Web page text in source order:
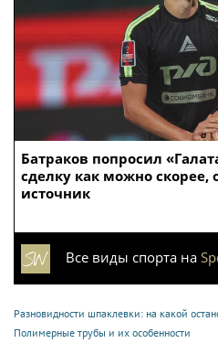
Батраков попросил
сделку как можно скорее,
источник
Все виды спорта на
Разновидности шпаклевки: на какой
Полимерные трубы и их особенности